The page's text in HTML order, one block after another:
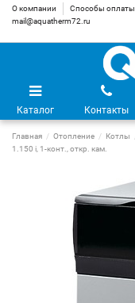
О компании Способы оплаты
mail@aquatherm72.ru
Каталог Контакты
Главная Отопление Котлы
1.150 i, 1-конт., откр. кам.